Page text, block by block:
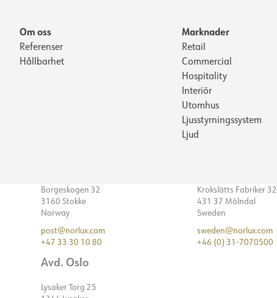
Om oss
Referenser
Hållbarhet
Marknader
Retail
Commercial
Hospitality
Interiör
Utomhus
Ljusstyrningssystem
Ljud
Borgeskogen 32
3160 Stokke
Norway
post@norlux.com
+47 33 30 10 80
Avd. Oslo
Lysaker Torg 25
Krokslätts Fabriker 32
431 37 Mölndal
Sweden
sweden@norlux.com
+46 (0) 31-7070500